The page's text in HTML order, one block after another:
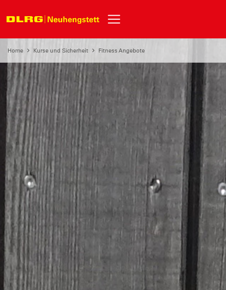
Home Kurse und Sicherheit Fitness Angebote